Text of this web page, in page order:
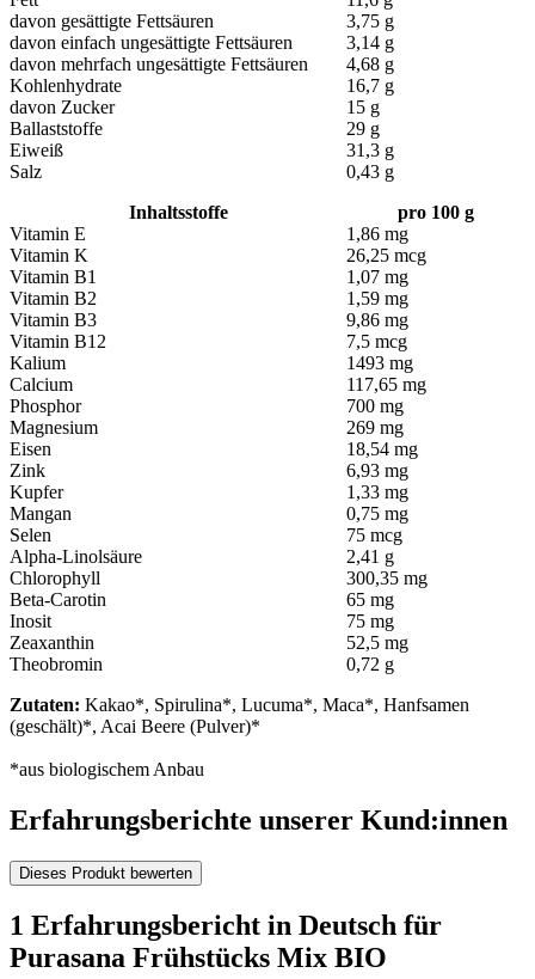
davon gesättigte Fettsäuren
3,75 g
davon einfach ungesättigte Fettsäuren
3,14 g
davon mehrfach ungesättigte Fettsäuren
4,68 g
Kohlenhydrate
16,7 g
davon Zucker
15 g
Ballaststoffe
29 g
Eiweiß
31,3 g
Salz
0,43 g
Inhaltsstoffe
pro 100 g
Vitamin E
1,86 mg
Vitamin K
26,25 mcg
Vitamin B1
1,07 mg
Vitamin B2
1,59 mg
Vitamin B3
9,86 mg
Vitamin B12
7,5 mcg
Kalium
1493 mg
Calcium
117,65 mg
Phosphor
700 mg
Magnesium
269 mg
Eisen
18,54 mg
Zink
6,93 mg
Kupfer
1,33 mg
Mangan
0,75 mg
Selen
75 mcg
Alpha-Linolsäure
2,41 g
Chlorophyll
300,35 mg
Beta-Carotin
65 mg
Inosit
75 mg
Zeaxanthin
52,5 mg
Theobromin
0,72 g
Zutaten: Kakao*, Spirulina*, Lucuma*, Maca*, Hanfsamen
(geschält)*, Acai Beere (Pulver)*
*aus biologischem Anbau
Erfahrungsberichte unserer Kund:innen
Dieses Produkt bewerten
1 Erfahrungsbericht in Deutsch für
Purasana Frühstücks Mix BIO